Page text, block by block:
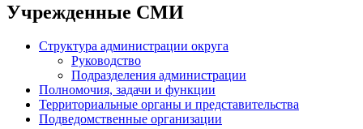
Учрежденные СМИ
Структура администрации округа
Руководство
Подразделения администрации
Полномочия, задачи и функции
Территориальные органы и представительства
Подведомственные организации